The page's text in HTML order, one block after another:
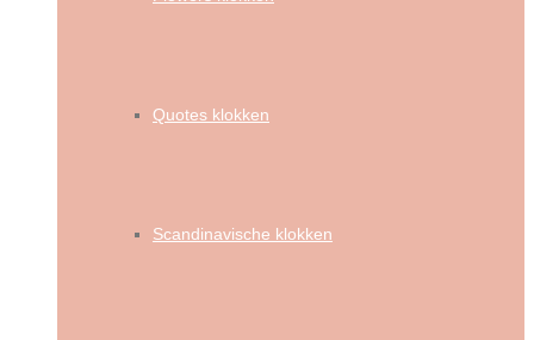
Quotes klokken
Scandinavische klokken